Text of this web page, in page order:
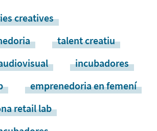
creatives
talent creatiu
incubadores
emprenedoria en femení
retail lab